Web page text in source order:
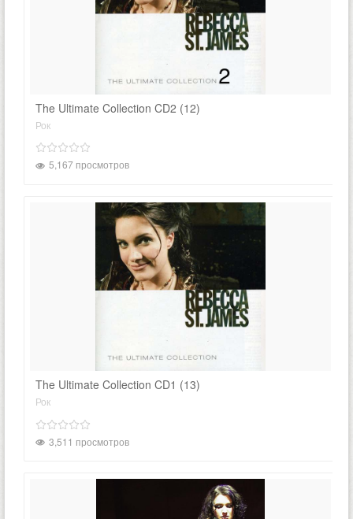
The Ultimate Collection CD2 (12)
Рок
5,167 просмотров
The Ultimate Collection CD1 (13)
Рок
3,511 просмотров